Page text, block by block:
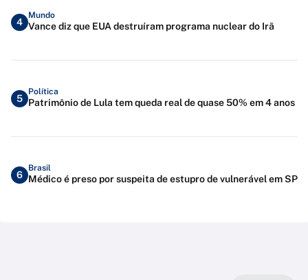
4
Mundo
Vance diz que EUA destruíram programa nuclear do Irã
5
Política
Patrimônio de Lula tem queda real de quase 50% em 4 anos
6
Brasil
Médico é preso por suspeita de estupro de vulnerável em SP